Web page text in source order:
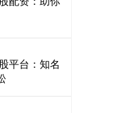
平台：知名